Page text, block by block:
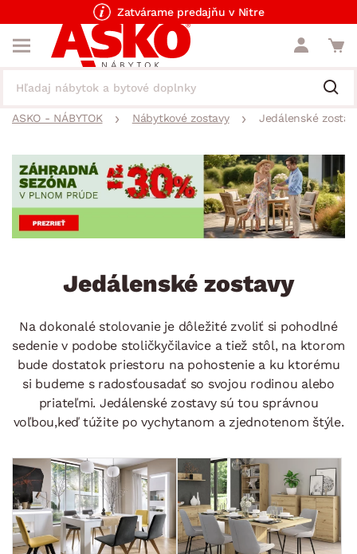
Zatvárame predajňu v Nitre
ASKO - NÁBYTOK Nábytkové zostavy Jedálenské
Jedálenské zostavy
Na dokonalé stolovanie je dôležité zvoliť si pohodlné
sedenie v podobe stoličkyčilavice a tiež stôl, na ktorom
bude dostatok priestoru na pohostenie a ku ktorému
si budeme s radosťousadať so svojou rodinou alebo
priateľmi. Jedálenské zostavy sú tou správnou
voľbou,keď túžite po vychytanom a zjednotenom štýle.